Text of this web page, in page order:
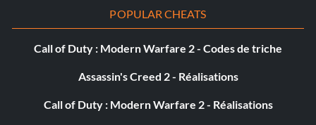
clock work man - /cheat add super
super jugernaut - /cheat add super jugger
tourelles - /cheat add turrets
POPULAR CHEATS
Call of Duty : Modern Warfare 2 - Codes de triche
Assassin's Creed 2 - Réalisations
Call of Duty : Modern Warfare 2 - Réalisations